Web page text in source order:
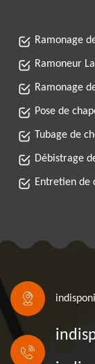
Ramonage
Ramoneur
Ramonage
Pose de
Tubage de
Débistrage
Entretien de